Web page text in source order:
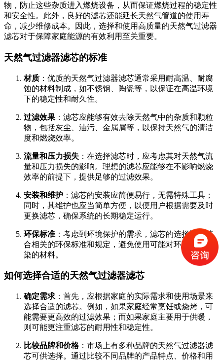
物，防止这些杂质进入燃烧设备，从而保证燃烧过程的稳定性
和安全性。此外，良好的滤芯还能延长天然气管道的使用寿
命，减少维修成本。因此，选择和使用高质量的天然气过滤器
滤芯对于保障家庭能源的有效利用至关重要。
天然气过滤器滤芯的标准
材质 ：优质的天然气过滤器滤芯通常采用耐高温、耐腐
蚀的材料制成，如不锈钢、陶瓷等，以保证在高温环境
下的稳定性和耐久性。
过滤效果 ：滤芯应能够有效去除天然气中的杂质和颗粒
物，包括灰尘、油污、金属屑等，以保持天然气的清洁
度和燃烧效率。
流量和压力损失 ：在选择滤芯时，应考虑其对天然气流
量和压力损失的影响。理想的滤芯应能够在不影响燃烧
效率的前提下，提供足够的过滤效果。
安装和维护 ：滤芯的安装应简便易行，无需特殊工具；
同时，其维护也应当简单方便，以便用户根据需要及时
更换滤芯，确保系统的长期稳定运行。
环保标准 ：考虑到环境保护的需求，滤芯的选择还应符
合相关的环保标准和规定，避免使用可能对环境造成污
染的材料。
如何选择合适的天然气过滤器滤芯
确定需求 ：首先，应根据家庭的实际需求和使用场景来
选择合适的滤芯。例如，如果家庭经常烹饪或烧烤，可
能需要更高效的过滤效果；而如果家庭主要用于供暖，
则可能更注重滤芯的耐用性和稳定性。
比较品牌和价格：市场上有多种品牌的天然气过滤器滤
芯可供选择。通过比较不同品牌的产品特点、价格和用